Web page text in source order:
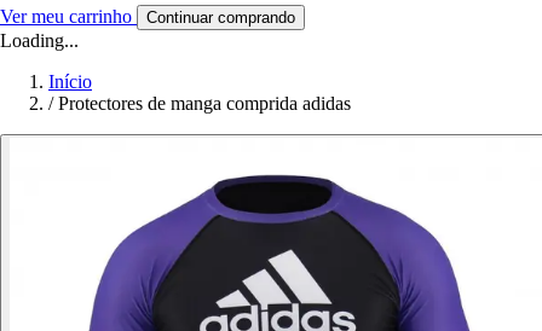
Ver meu carrinho Continuar comprando
Loading...
Início
/ Protectores de manga comprida adidas